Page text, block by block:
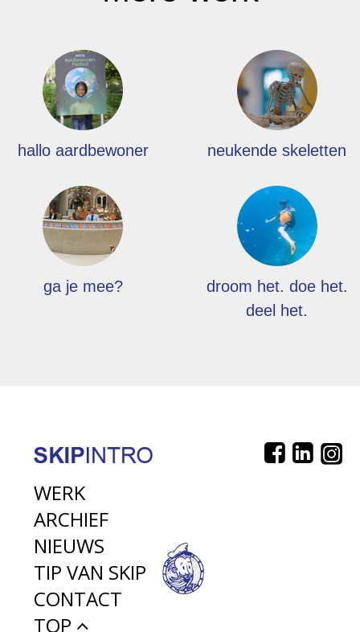
hallo aardbewoner neukende skeletten
ga je mee?
droom het. doe het.
deel het.
WERK
ARCHIEF
NIEUWS
TIP VAN SKIP
CONTACT
TOP